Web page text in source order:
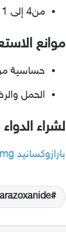
من4 إلى 11سنة : 10 مللى كل 12ساعة 3 ايام مع الطعام
موانع
حساسية
الحمل
لشراء
بارازوكسانيد 500mg